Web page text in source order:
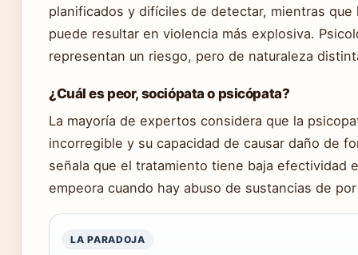
planificados y difíciles de detectar, mientras
puede resultar en violencia más explosiva.
representan un riesgo, pero de naturaleza
¿Cuál es peor, sociópata o psicópata?
La mayoría de expertos considera que la
incorregible y su capacidad de causar daño de
señala que el tratamiento tiene baja efectividad
empeora cuando hay abuso de sustancias de
LA PARADOJA